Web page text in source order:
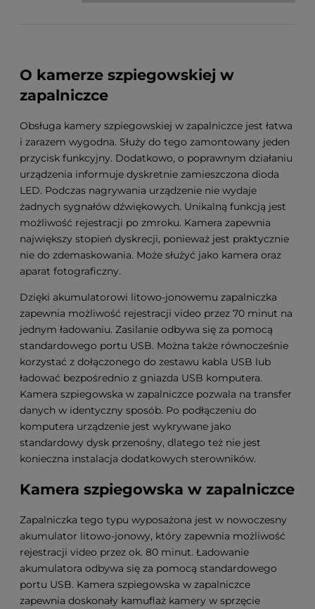
O kamerze szpiegowskiej w
zapalniczce
Obsługa kamery szpiegowskiej w zapalniczce jest łatwa
i zarazem wygodna. Służy do tego zamontowany jeden
przycisk funkcyjny. Dodatkowo, o poprawnym działaniu
urządzenia informuje dyskretnie zamieszczona dioda
LED. Podczas nagrywania urządzenie nie wydaje
żadnych sygnałów dźwiękowych. Unikalną funkcją jest
możliwość rejestracji po zmroku. Kamera zapewnia
największy stopień dyskrecji, ponieważ jest praktycznie
nie do zdemaskowania. Może służyć jako kamera oraz
aparat fotograficzny.
Dzięki akumulatorowi litowo-jonowemu zapalniczka
zapewnia możliwość rejestracji video przez 70 minut na
jednym ładowaniu. Zasilanie odbywa się za pomocą
standardowego portu USB. Można także równocześnie
korzystać z dołączonego do zestawu kabla USB lub
ładować bezpośrednio z gniazda USB komputera.
Kamera szpiegowska w zapalniczce pozwala na transfer
danych w identyczny sposób. Po podłączeniu do
komputera urządzenie jest wykrywane jako
standardowy dysk przenośny, dlatego też nie jest
konieczna instalacja dodatkowych sterowników.
Kamera szpiegowska w zapalniczce
Zapalniczka tego typu wyposażona jest w nowoczesny
akumulator litowo-jonowy, który zapewnia możliwość
rejestracji video przez ok. 80 minut. Ładowanie
akumulatora odbywa się za pomocą standardowego
portu USB. Kamera szpiegowska w zapalniczce
zapewnia doskonały kamuflaż kamery w sprzęcie